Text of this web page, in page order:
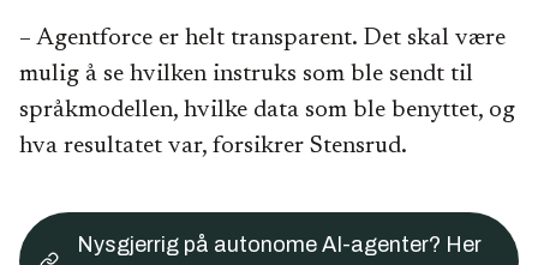
– Agentforce er helt transparent. Det skal være
mulig å se hvilken instruks som ble sendt til
språkmodellen, hvilke data som ble benyttet, og
hva resultatet var, forsikrer Stensrud.
Nysgjerrig på autonome AI-agenter? Her